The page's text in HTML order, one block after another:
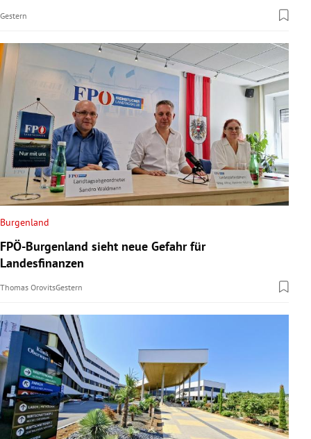
Gestern
Burgenland
FPÖ-Burgenland sieht neue Gefahr für
Landesfinanzen
Thomas OrovitsGestern